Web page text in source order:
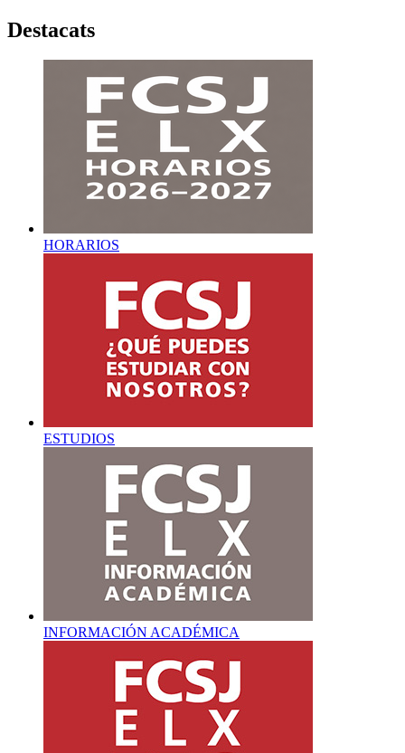
Destacats
HORARIOS
ESTUDIOS
INFORMACIÓN ACADÉMICA